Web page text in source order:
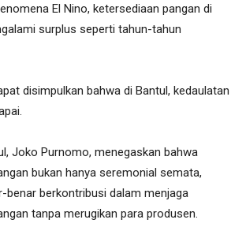
El Nino, ketersediaan pangan di
surplus seperti tahun-tahun
disimpulkan bahwa di Bantul, kedaulatan
Joko Purnomo, menegaskan bahwa
bukan hanya seremonial semata,
benar berkontribusi dalam menjaga
tanpa merugikan para produsen.